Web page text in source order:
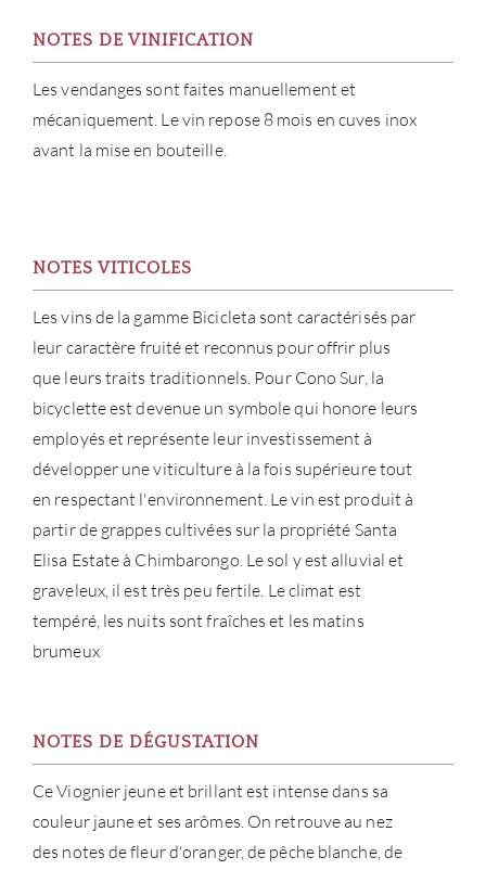
NOTES DE VINIFICATION
Les vendanges sont faites manuellement et
mécaniquement. Le vin repose 8 mois en cuves inox
avant la mise en bouteille.
NOTES VITICOLES
Les vins de la gamme Bicicleta sont caractérisés par
leur caractère fruité et reconnus pour offrir plus
que leurs traits traditionnels. Pour Cono Sur, la
bicyclette est devenue un symbole qui honore leurs
employés et représente leur investissement à
développer une viticulture à la fois supérieure tout
en respectant l'environnement. Le vin est produit à
partir de grappes cultivées sur la propriété Santa
Elisa Estate à Chimbarongo. Le sol y est alluvial et
graveleux, il est très peu fertile. Le climat est
tempéré, les nuits sont fraîches et les matins
brumeux
NOTES DE DÉGUSTATION
Ce Viognier jeune et brillant est intense dans sa
couleur jaune et ses arômes. On retrouve au nez
des notes de fleur d'oranger, de pêche blanche, de